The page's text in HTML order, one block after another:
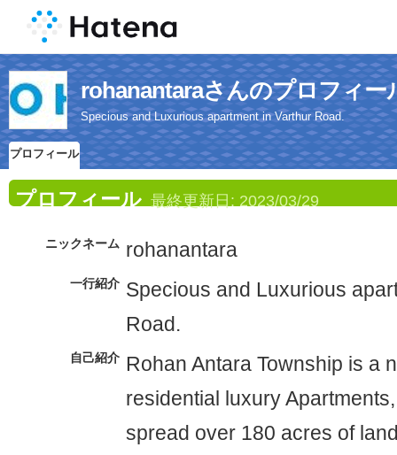
rohanantaraさんのプロフィー
Specious and Luxurious apartment in Varthur Road.
プロフィール
プロフィール 最終更新日: 2023/03/29
ニックネーム rohanantara
一行紹介 Specious and Luxurious
Road.
自己紹介 Rohan Antara Township is a
residential luxury
spread over 180 acres of